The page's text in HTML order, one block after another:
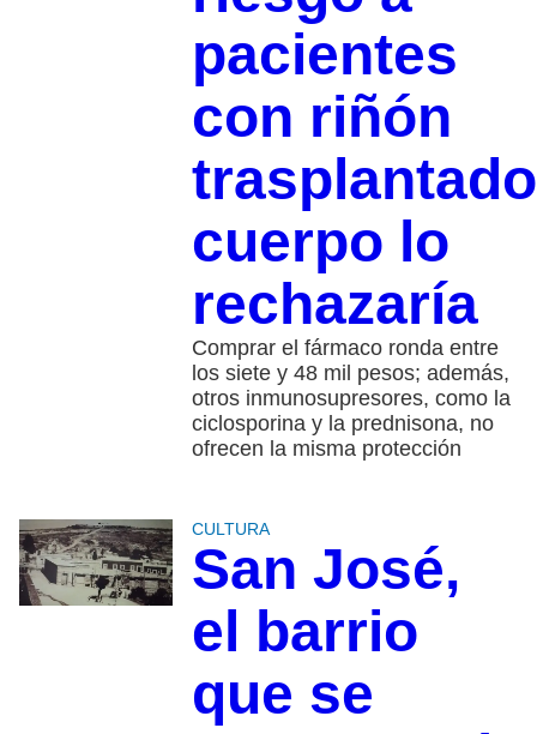
pacientes
con riñón
cuerpo lo
rechazaría
Comprar el fármaco ronda entre
los siete y 48 mil pesos; además,
otros inmunosupresores, como la
ciclosporina y la prednisona, no
ofrecen la misma protección
CULTURA
San José,
el barrio
que se